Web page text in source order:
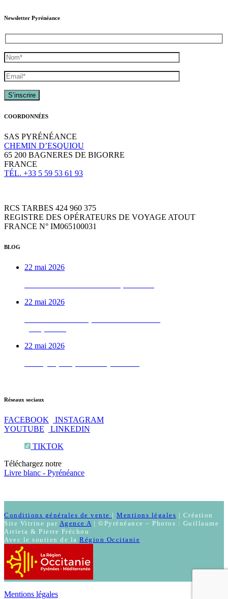
Newsletter Pyrénéance
COORDONNÉES
SAS PYRÉNÉANCE
CHEMIN D’ESQUIOU
65 200 BAGNERES DE BIGORRE
FRANCE
TÉL. +33 5 59 53 61 93
RCS TARBES 424 960 375
REGISTRE DES OPÉRATEURS DE VOYAGE ATOUT
FRANCE N° IM065100031
BLOG
22 mai 2026
22 mai 2026
22 mai 2026
Réseaux sociaux
FACEBOOK
INSTAGRAM
YOUTUBE
LINKEDIN
TIKTOK
Téléchargez notre
Livre blanc - Pyrénéance
Conditions générales de vente | Mentions légales | Création
Site Vitrine par Agence A | ©Pyrénéance – Photos : Guillaume
Arrieta & Pierre Fréchou
Avec le soutien de la Région Occitanie
Mentions légales